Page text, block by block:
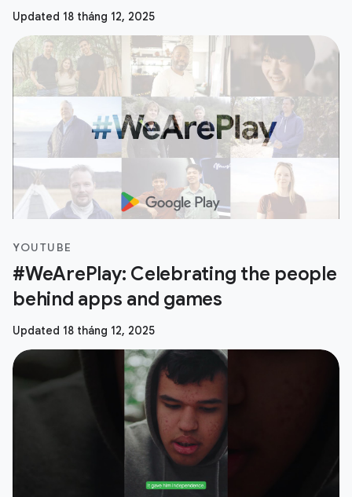
Updated 18 tháng 12, 2025
YOUTUBE
#WeArePlay: Celebrating the people
behind apps and games
Updated 18 tháng 12, 2025